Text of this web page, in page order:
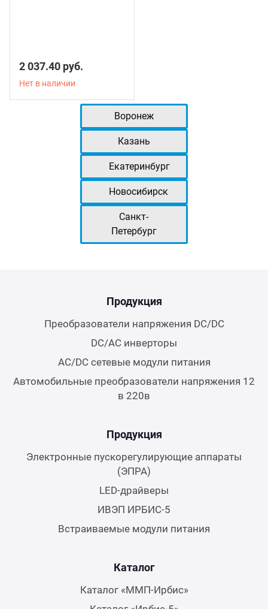
2 037.40 руб.
Нет в наличии
Воронеж
Казань
Екатеринбург
Новосибирск
Санкт-
Петербург
Продукция
Преобразователи напряжения DC/DC
DC/AC инверторы
AC/DC сетевые модули питания
Автомобильные преобразователи напряжения 12
в 220в
Продукция
Электронные пускорегулирующие аппараты
(ЭПРА)
LED-драйверы
ИВЭП ИРБИС-5
Встраиваемые модули питания
Каталог
Каталог «ММП-Ирбис»